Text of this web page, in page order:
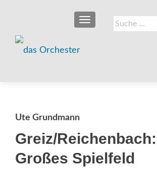
Suche
nach:
SCHALTE NAVIGATION
Ute Grundmann
Greiz/Reichenbach:
Großes Spielfeld